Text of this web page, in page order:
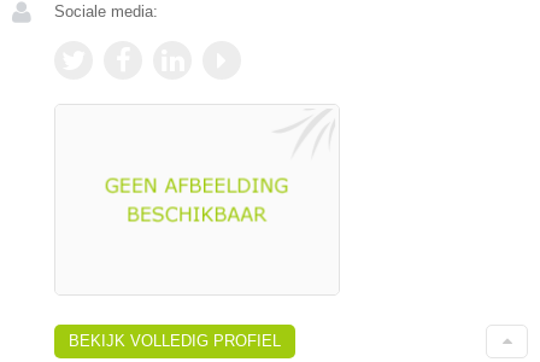
Sociale media:
BEKIJK VOLLEDIG PROFIEL